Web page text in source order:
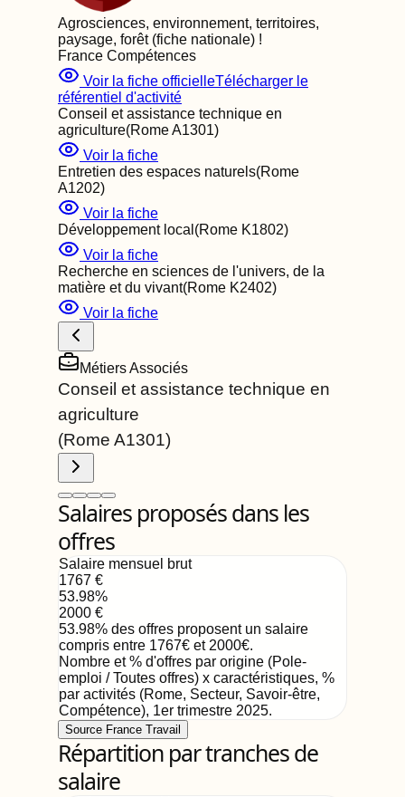
Agrosciences, environnement, territoires,
paysage, forêt (fiche nationale) !
France Compétences
Voir la fiche officielleTélécharger le
référentiel d'activité
Conseil et assistance technique en
agriculture(RomeA1301)
Voir la fiche
Entretien des espaces naturels(Rome
A1202)
Voir la fiche
Développement local (Rome K1802)
Voir la fiche
Recherche en sciences de l'univers, de la
matière et du vivant(Rome K2402)
Voir la fiche
Métiers Associés
Conseil et assistance technique en
agriculture
(Rome A1301)
Salaires proposés dans les
offres
Salaire mensuel brut
1767 €
53.98%
2000 €
53.98% des offres proposent un salaire
compris entre 1767€ et 2000€.
Nombre et % d'offres par origine (Pole-
emploi / Toutes offres) x caractéristiques, %
par activités (Rome, Secteur, Savoir-être,
Compétence), 1er trimestre 2025.
Source France Travail
Répartition par tranches de
salaire